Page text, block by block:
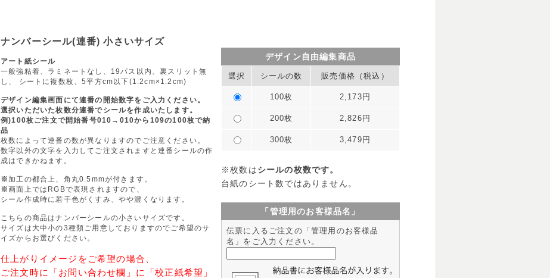
ナンバーシール(連番) 小さいサイズ
アート紙シール
一般強粘着、ラミネートなし、19パス以内、裏スリット無
し、 シートに複数枚、5平方cm以下(1.2cm×1.2cm)
デザイン編集画面にて連番の開始数字をご入力ください。
選択いただいた枚数分連番でシールを作成いたします。
例)100枚ご注文で開始番号010→010から109の100枚で納
品
枚数によって連番の数が異なりますのでご注意ください。
数字以外の文字を入力してご注文されますと連番シールの作
成はできかねます。
※加工の都合上、角丸0.5mmが付きます。
※画面上ではRGBで表現されますので、
シール作成時に若干色がくすみ、やや濃くなります。
こちらの商品はナンバーシールの小さいサイズです。
サイズは大中小の3種類ご用意しておりますのでご希望のサ
イズからお選びください。
仕上がりイメージをご希望の場合、
ご注文時に「お問い合わせ欄」に「校正紙希望」
デザイン自由編集商品
選択 シールの数 販売価格（税込）
100枚 2,173円
200枚 2,826円
300枚 3,479円
※枚数はシールの枚数です。
台紙のシート数ではありません。
「管理用のお客様品名」
伝票に入るご注文の「管理用のお客様品
名」をご入力ください。